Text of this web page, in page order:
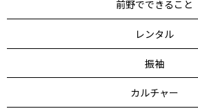
前野でできること
レンタル
振袖
カルチャー